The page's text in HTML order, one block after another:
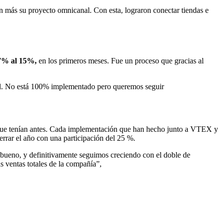
su proyecto omnicanal. Con esta, lograron conectar tiendas e
al 15%, en los primeros meses. Fue un proceso que gracias al
está 100% implementado pero queremos seguir
tenían antes. Cada implementación que han hecho junto a VTEX y
el año con una participación del 25 %.
y definitivamente seguimos creciendo con el doble de
ventas totales de la compañía”,